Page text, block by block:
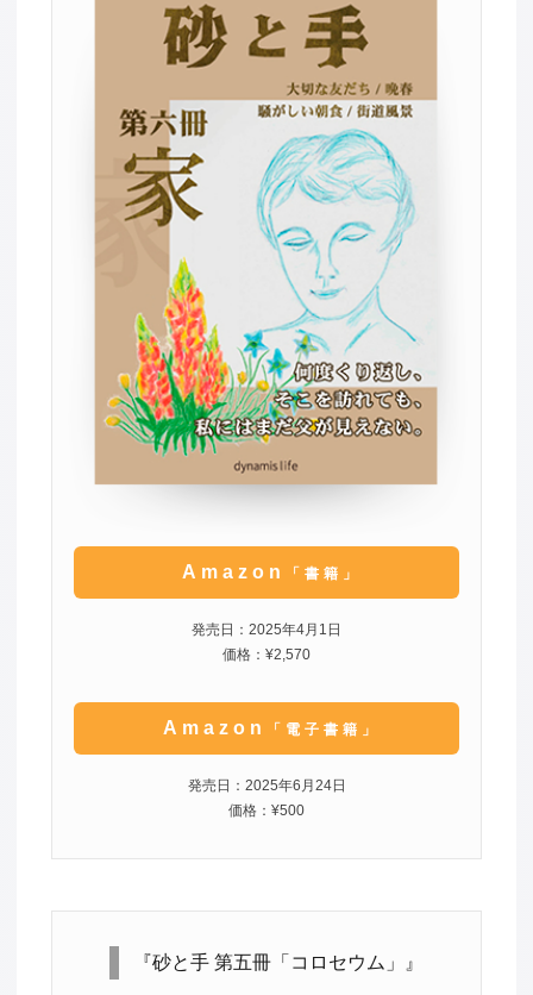
Amazon 「書籍」
発売日：2025年4月1日
価格：¥2,570
Amazon 「電子書籍」
発売日：2025年6月24日
価格：¥500
『砂と手 第五冊「コロセウム」』